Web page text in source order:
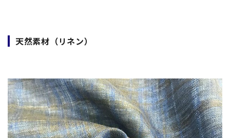
天然素材（リネン）